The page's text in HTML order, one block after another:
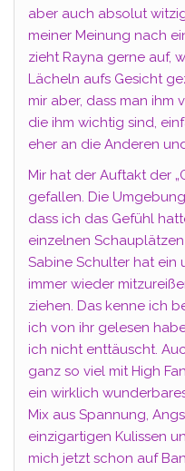
aber auch absolut
meiner Meinung nach
zieht Rayna gerne auf,
Lächeln aufs Gesicht
mir aber, dass man ihm
die ihm wichtig sind,
eher an die Anderen
Mir hat der Auftakt der
gefallen. Die
dass ich das Gefühl
einzelnen
Sabine Schulter hat ein
immer wieder
ziehen. Das kenne ich
ich von ihr gelesen
ich nicht enttäuscht.
ganz so viel mit High
ein wirklich
Mix aus Spannung,
einzigartigen Kulissen
mich jetzt schon auf